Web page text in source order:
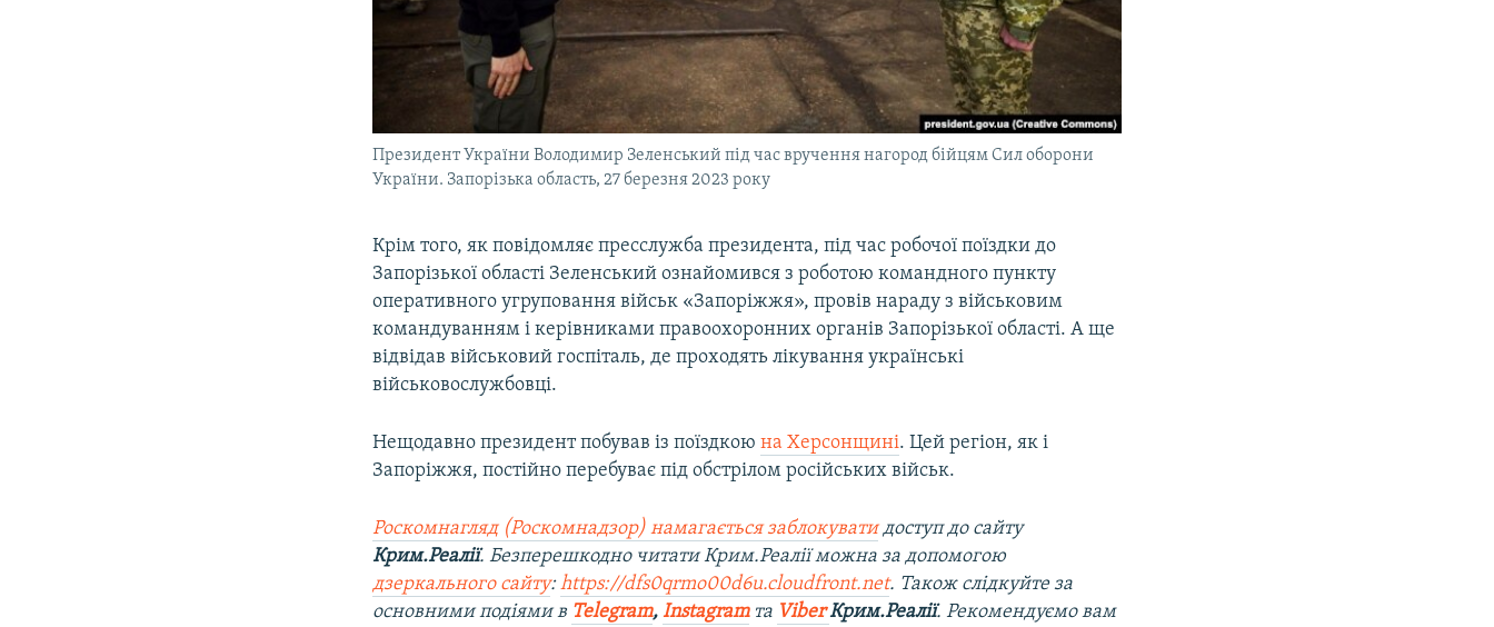
Президент України Володимир Зеленський під час вручення нагород бійцям Сил оборони
України. Запорізька область, 27 березня 2023 року
Крім того, як повідомляє пресслужба президента, під час робочої поїздки до
Запорізької області Зеленський ознайомився з роботою командного пункту
оперативного угруповання військ «Запоріжжя», провів нараду з військовим
командуванням і керівниками правоохоронних органів Запорізької області. А ще
відвідав військовий госпіталь, де проходять лікування українські
військовослужбовці.
Нещодавно президент побував із поїздкоюна Херсонщині. Цей регіон, як і
Запоріжжя, постійно перебуває під обстрілом російських військ.
Роскомнагляд (Роскомнадзор) намагається заблокуватидоступ до сайту
Крим.Реалії. Безперешкодно читати Крим.Реалії можна за допомогою
дзеркального сайту:https://dfs0qrmo00d6u.cloudfront.net. Також слідкуйте за
основними подіями в Telegram,Instagramта ViberКрим.Реалії. Рекомендуємо вам